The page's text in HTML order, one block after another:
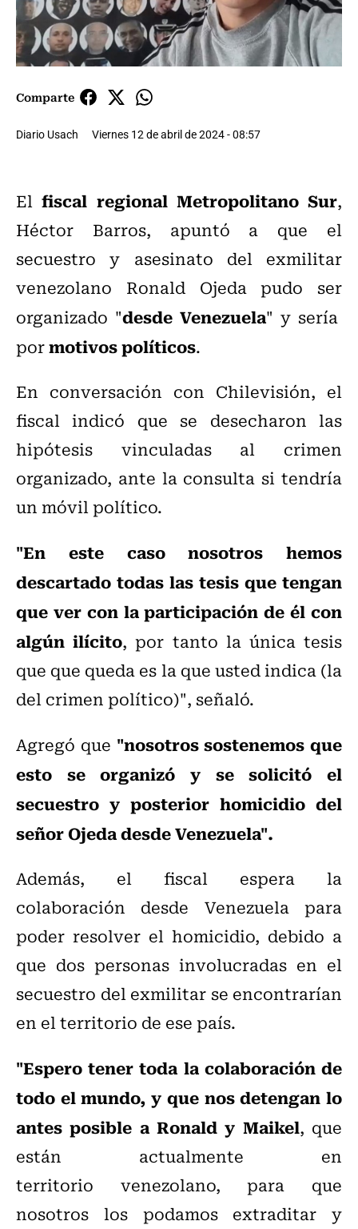
Comparte
Diario Usach Viernes 12 de abril de 2024 - 08:57
Elfiscal regional Metropolitano Sur,
Héctor Barros, apuntó a que el
secuestro y asesinato del exmilitar
venezolano Ronald Ojeda pudo ser
organizado "desde Venezuela" y sería
pormotivos políticos.
En conversación con Chilevisión, el
fiscal indicó que se desecharon las
hipótesis vinculadas al crimen
organizado, ante la consulta si tendría
un móvil político.
"En este caso nosotros hemos
descartado todas las tesis que tengan
que ver con la participación de él con
algún ilícito, por tanto la única tesis
que que queda es la que usted indica (la
del crimen político)", señaló.
Agregó que "nosotros sostenemos que
esto se organizó y se solicitó el
secuestro y posterior homicidio del
señor Ojeda desde Venezuela".
Además, el fiscal espera la
colaboración desde Venezuela para
poder resolver el homicidio, debido a
que dos personas involucradas en el
secuestro del exmilitar se encontrarían
en el territorio de ese país.
"Espero tener toda la colaboración de
todo el mundo, y que nos detengan lo
antes posible a Ronald y Maikel, que
están actualmente en
territorio venezolano, para que
nosotros los podamos extraditar y